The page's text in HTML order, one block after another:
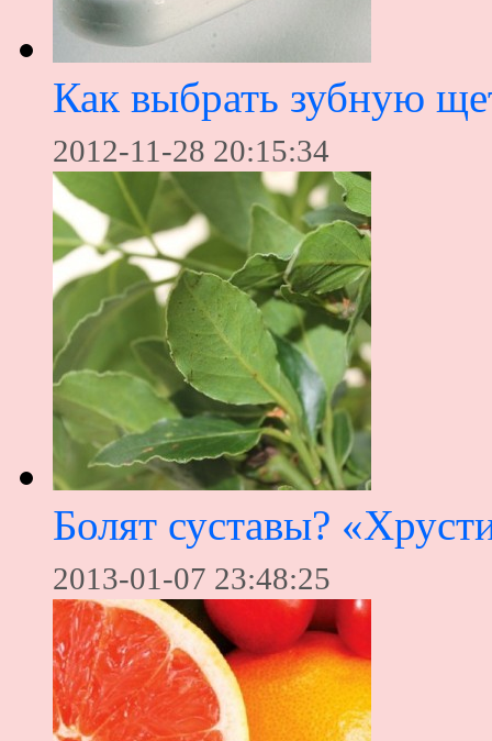
Как выбрать зубную
2012-11-28 20:15:34
Болят суставы?
2013-01-07 23:48:25